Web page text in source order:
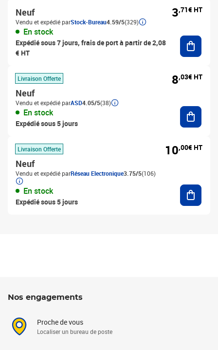
Neuf
Vendu et expédié parStock-Bureau4.59/5(329)
En stock
Expédié sous 7 jours, frais de port à partir de 2,08
€ HT
3,71€ HT
Livraison Offerte
Neuf
Vendu et expédié parASD4.05/5(38)
En stock
Expédié sous 5 jours
8,03€ HT
Livraison Offerte
Neuf
Vendu et expédié parRéseau Electronique3.75/5(106)
En stock
Expédié sous 5 jours
10,00€ HT
Nos engagements
Proche de vous
Localiser un bureau de poste